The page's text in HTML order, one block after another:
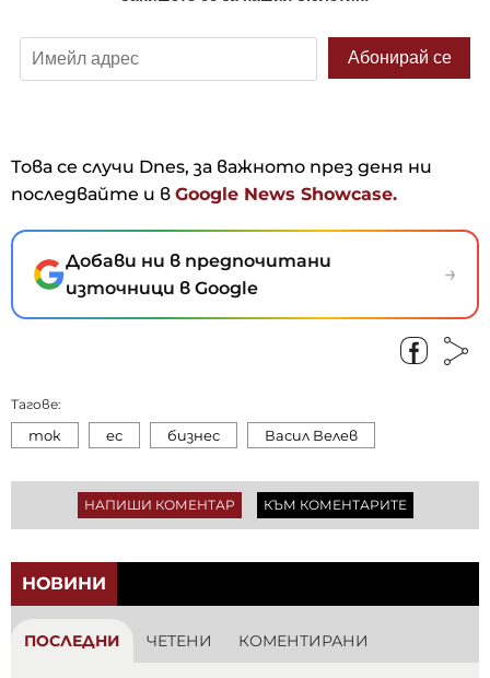
Това се случи Dnes, за важното през деня ни
последвайте и в Google News Showcase.
Добави ни в предпочитани
източници в Google
→
Тагове:
ток ес бизнес Васил Велев
НАПИШИ КОМЕНТАР КЪМ КОМЕНТАРИТЕ
НОВИНИ
ПОСЛЕДНИ ЧЕТЕНИ КОМЕНТИРАНИ